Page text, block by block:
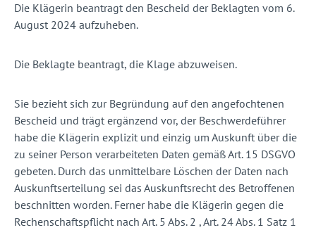
Die Klägerin beantragt den Bescheid der Beklagten vom 6.
August 2024 aufzuheben.
Die Beklagte beantragt, die Klage abzuweisen.
Sie bezieht sich zur Begründung auf den angefochtenen
Bescheid und trägt ergänzend vor, der Beschwerdeführer
habe die Klägerin explizit und einzig um Auskunft über die
zu seiner Person verarbeiteten Daten gemäß Art. 15 DSGVO
gebeten. Durch das unmittelbare Löschen der Daten nach
Auskunftserteilung sei das Auskunftsrecht des Betroffenen
beschnitten worden. Ferner habe die Klägerin gegen die
Rechenschaftspflicht nach Art. 5 Abs. 2 , Art. 24 Abs. 1 Satz 1